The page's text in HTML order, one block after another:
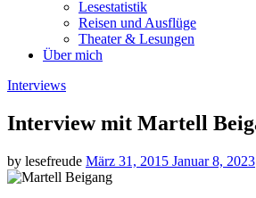
Lesestatistik
Reisen und Ausflüge
Theater & Lesungen
Über mich
Categories
Interviews
Interview mit Martell
by lesefreude Posted
on
März 31, 2015 Januar 8, 2023